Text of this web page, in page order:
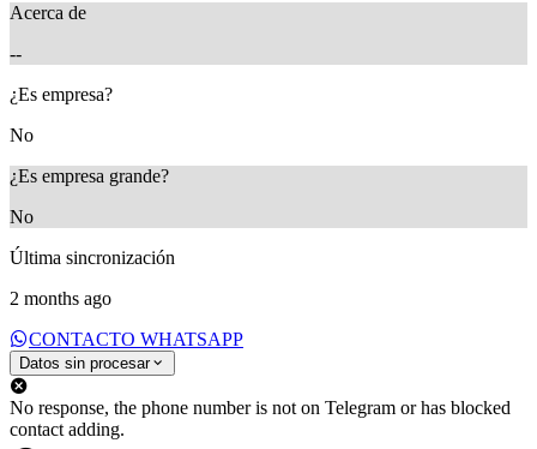
Acerca de
--
¿Es empresa?
No
¿Es empresa grande?
No
Última sincronización
2 months ago
CONTACTO WHATSAPP
Datos sin procesar
No response, the phone number is not on Telegram or has blocked
contact adding.